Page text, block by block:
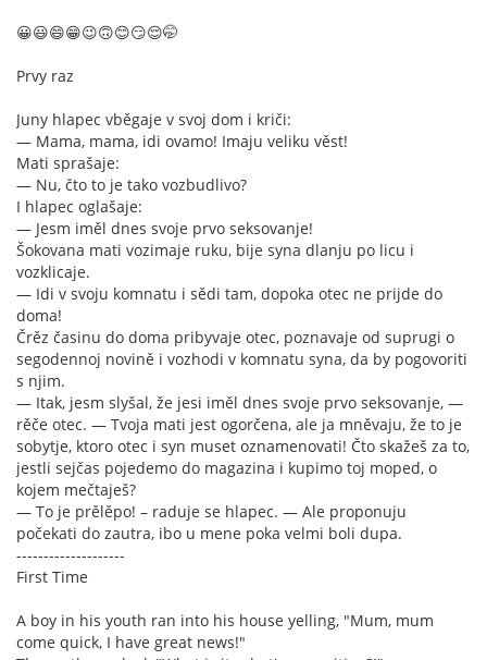
😀😃😄😁😉🙃😊😏😌🤭
Prvy raz
Juny hlapec vběgaje v svoj dom i kriči:
— Mama, mama, idi ovamo! Imaju veliku věst!
Mati sprašaje:
— Nu, čto to je tako vozbudlivo?
I hlapec oglašaje:
— Jesm iměl dnes svoje prvo seksovanje!
Šokovana mati vozimaje ruku, bije syna dlanju po licu i
vozklicaje.
— Idi v svoju komnatu i sědi tam, dopoka otec ne prijde do
doma!
Črěz časinu do doma pribyvaje otec, poznavaje od suprugi o
segodennoj novině i vozhodi v komnatu syna, da by pogovoriti
s njim.
— Itak, jesm slyšal, že jesi iměl dnes svoje prvo seksovanje, —
rěče otec. — Tvoja mati jest ogorčena, ale ja mněvaju, že to je
sobytje, ktoro otec i syn muset oznamenovati! Čto skažeš za to,
jestli sejčas pojedemo do magazina i kupimo toj moped, o
kojem mečtaješ?
— To je prělěpo! – raduje se hlapec. — Ale proponuju
počekati do zautra, ibo u mene poka velmi boli dupa.
--------------------
First Time
A boy in his youth ran into his house yelling, "Mum, mum
come quick, I have great news!"